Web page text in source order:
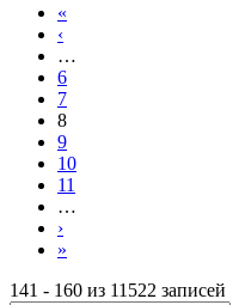
«
‹
…
6
7
8
9
10
11
…
›
»
141 - 160 из 11522 записей